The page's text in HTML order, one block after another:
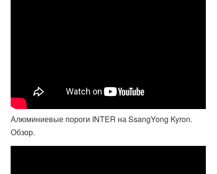
Алюминиевые пороги INTER на SsangYong Kyron.
Обзор.